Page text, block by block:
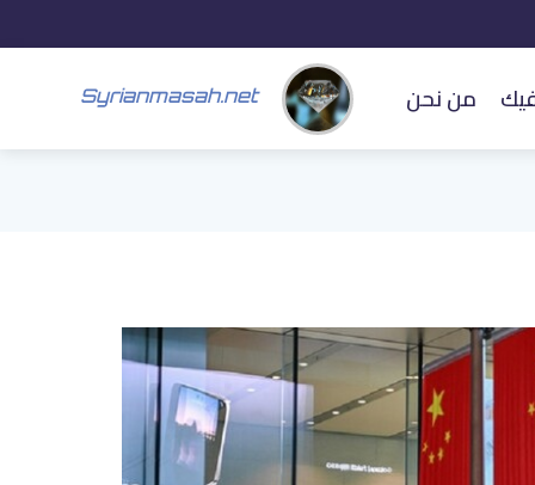
Syrianmasah.net من نحن